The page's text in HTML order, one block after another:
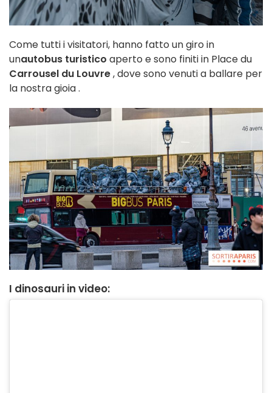
Come tutti i visitatori, hanno fatto un giro in
unautobus turistico aperto e sono finiti in Place du
Carrousel du Louvre, dove sono venuti a ballare per
la nostra gioia.
I dinosauri in video: